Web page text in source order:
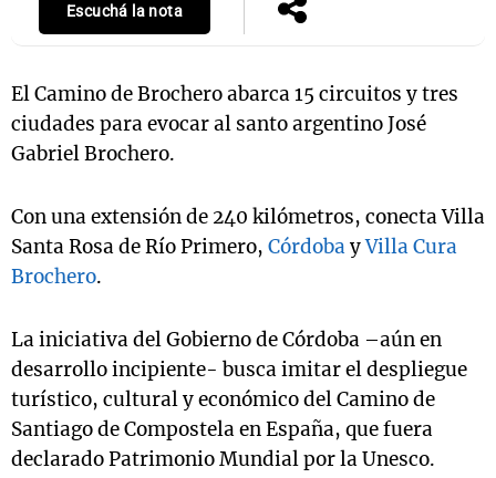
Escuchá la nota
El Camino de Brochero abarca 15 circuitos y tres
ciudades para evocar al santo argentino José
Gabriel Brochero.
Con una extensión de 240 kilómetros, conecta Villa
Santa Rosa de Río Primero, CórdobayVilla Cura
Brochero.
La iniciativa del Gobierno de Córdoba –aún en
desarrollo incipiente- busca imitar el despliegue
turístico, cultural y económico del Camino de
Santiago de Compostela en España, que fuera
declarado Patrimonio Mundial por la Unesco.